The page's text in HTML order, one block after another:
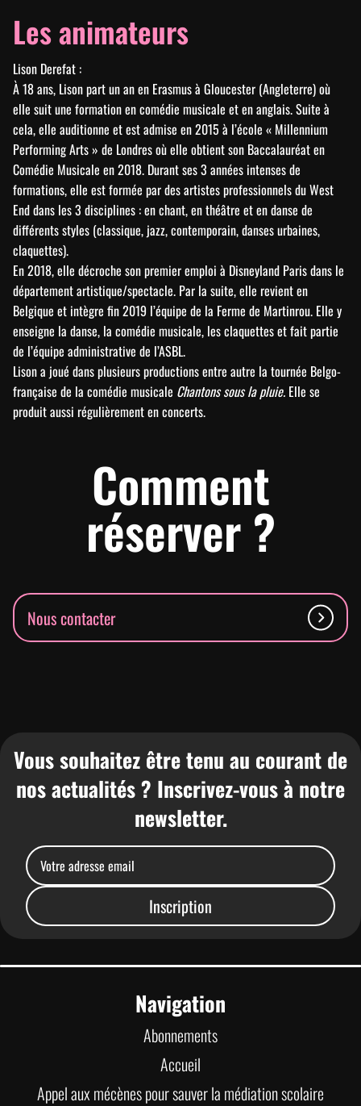
Les animateurs
Lison Derefat :
À 18 ans, Lison part un an en Erasmus à Gloucester (Angleterre) où
elle suit une formation en comédie musicale et en anglais. Suite à
cela, elle auditionne et est admise en 2015 à l’école « Millennium
Performing Arts » de Londres où elle obtient son Baccalauréat en
Comédie Musicale en 2018. Durant ses 3 années intenses de
formations, elle est formée par des artistes professionnels du West
End dans les 3 disciplines : en chant, en théâtre et en danse de
différents styles (classique, jazz, contemporain, danses urbaines,
claquettes).
En 2018, elle décroche son premier emploi à Disneyland Paris dans le
département artistique/spectacle. Par la suite, elle revient en
Belgique et intègre fin 2019 l’équipe de la Ferme de Martinrou. Elle y
enseigne la danse, la comédie musicale, les claquettes et fait partie
de l’équipe administrative de l’ASBL.
Lison a joué dans plusieurs productions entre autre la tournée Belgo-
française de la comédie musicale Chantons sous la pluie. Elle se
produit aussi régulièrement en concerts.
Comment
réserver ?
Nous contacter
Vous souhaitez être tenu au courant de
nos actualités ? Inscrivez-vous à notre
newsletter.
Navigation
Abonnements
Accueil
Appel aux mécènes pour sauver la médiation scolaire